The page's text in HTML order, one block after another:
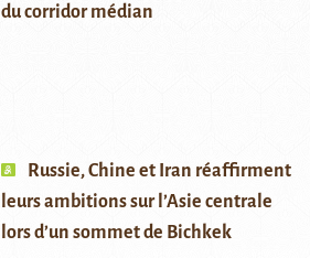
du corridor médian
Russie, Chine et Iran réaffirment
leurs ambitions sur l’Asie centrale
lors d’un sommet de Bichkek